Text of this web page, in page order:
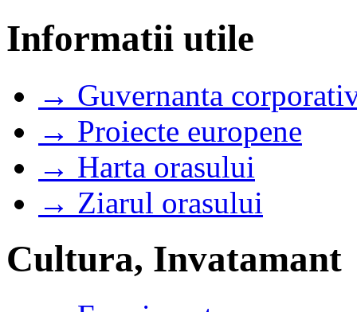
Informatii utile
→ Guvernanta
→ Proiecte europene
→ Harta orasului
→ Ziarul orasului
Cultura, Invatamant